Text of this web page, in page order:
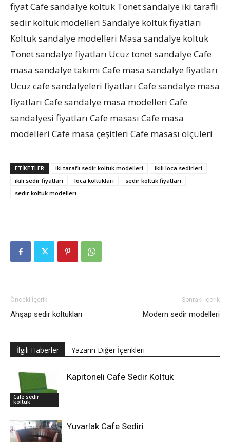
fiyat Cafe sandalye koltuk Tonet sandalye iki taraflı
sedir koltuk modelleri Sandalye koltuk fiyatları
Koltuk sandalye modelleri Masa sandalye koltuk
Tonet sandalye fiyatları Ucuz tonet sandalye Cafe
masa sandalye takımı Cafe masa sandalye fiyatları
Ucuz cafe sandalyeleri fiyatları Cafe sandalye masa
fiyatları Cafe sandalye masa modelleri Cafe
sandalyesi fiyatları Cafe masası Cafe masa
modelleri Cafe masa çeşitleri Cafe masası ölçüleri
ETIKETLER iki taraflı sedir koltuk modelleri
ikili loca sedirleri
ikili sedir fiyatları
loca koltukları
sedir koltuk fiyatları
sedir koltuk modelleri
Önceki İçerik
Ahşap sedir koltukları
Sonraki İçerik
Modern sedir modelleri
İlgili Haberler Yazarın Diğer İçerikleri
Cafe sedir
koltuk
Kapitoneli Cafe Sedir Koltuk
Yuvarlak Cafe Sediri